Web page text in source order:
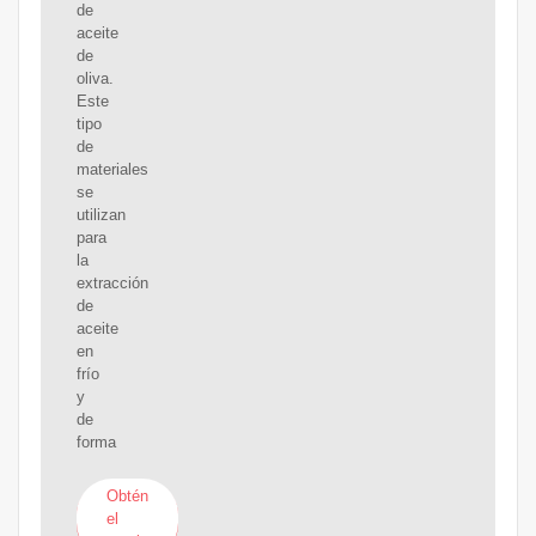
de
aceite
de
oliva.
Este
tipo
de
materiales
se
utilizan
para
la
extracción
de
aceite
en
frío
y
de
forma
Obtén
el